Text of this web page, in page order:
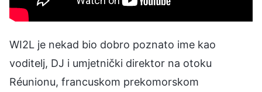
WI2L je nekad bio dobro poznato ime kao
voditelj, DJ i umjetnički direktor na otoku
Réunionu, francuskom prekomorskom